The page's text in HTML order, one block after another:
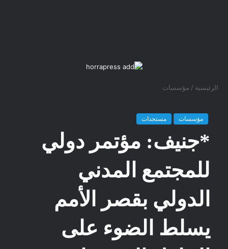
الرئيسية / مؤسسات
مؤسسات مستجدات
*جنيف: مؤتمر دولي
للمجتمع المدني
الدولي بقصر الأمم
يسلط الضوء على